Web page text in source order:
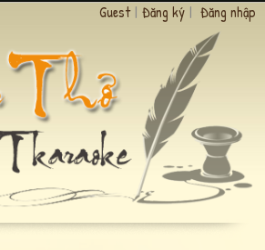
Guest | Đăng ký | Đăng nhập